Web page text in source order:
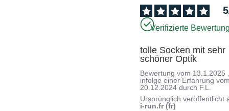
5
Verifizierte
tolle Socken mit sehr
schöner Optik
Bewertung vom 13.1.2025
infolge einer Erfahrung
20.12.2024 durch F.L.
Ursprünglich veröffentlicht
i-run.fr (fr)